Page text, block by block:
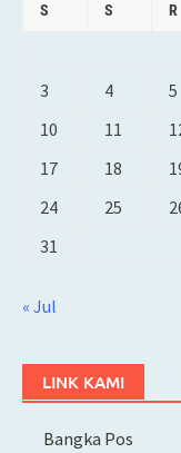
S S R
3
4 5
10
11
17
18
24
25
31
« Jul
LINK KAMI
Bangka Pos